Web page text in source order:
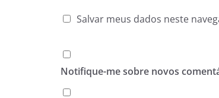
Salvar meus dados neste
Notifique-me sobre novos